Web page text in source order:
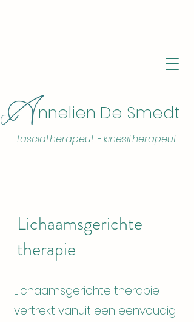
nnelien De Smedt
fasciatherapeut - kinesitherapeut
Lichaamsgerichte
therapie
Lichaamsgerichte therapie
vertrekt vanuit een eenvoudig